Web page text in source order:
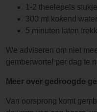
1-2 theelepels
300 ml kokend water
5 minuten laten
We adviseren om niet
gemberwortel per dag te
Meer over gedroogde
Van oorsprong komt